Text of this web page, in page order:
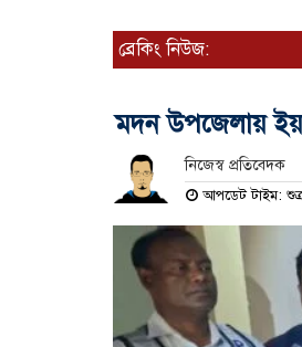
ব্রেকিং নিউজ:
মদন উপজেলায়
নিজেস্ব প্রতিবেদক
আপডেট টাইম: